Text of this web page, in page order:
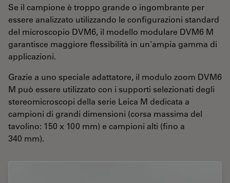
Se il campione è troppo grande o ingombrante per
essere analizzato utilizzando le configurazioni standard
del microscopio DVM6, il modello modulare DVM6 M
garantisce maggiore flessibilità in un'ampia gamma di
applicazioni.
Grazie a uno speciale adattatore, il modulo zoom DVM6
M può essere utilizzato con i supporti selezionati degli
stereomicroscopi della serie Leica M dedicata a
campioni di grandi dimensioni (corsa massima del
tavolino: 150 x 100 mm) e campioni alti (fino a
340 mm).